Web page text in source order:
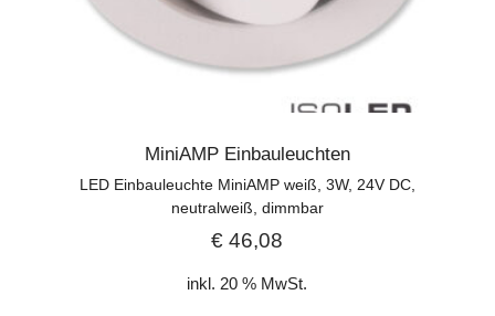
MiniAMP Einbauleuchten
LED Einbauleuchte MiniAMP weiß, 3W, 24V DC,
neutralweiß, dimmbar
€ 46,08
inkl. 20 % MwSt.